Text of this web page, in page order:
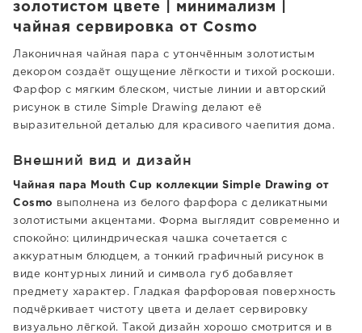
золотистом цвете | минимализм |
чайная сервировка от Cosmo
Лаконичная чайная пара с утончённым золотистым
декором создаёт ощущение лёгкости и тихой роскоши.
Фарфор с мягким блеском, чистые линии и авторский
рисунок в стиле Simple Drawing делают её
выразительной деталью для красивого чаепития дома.
Внешний вид и дизайн
Чайная пара Mouth Cup коллекции Simple Drawing от
Cosmo
выполнена из белого фарфора с деликатными
золотистыми акцентами. Форма выглядит современно и
спокойно: цилиндрическая чашка сочетается с
аккуратным блюдцем, а тонкий графичный рисунок в
виде контурных линий и символа губ добавляет
предмету характер. Гладкая фарфоровая поверхность
подчёркивает чистоту цвета и делает сервировку
визуально лёгкой. Такой дизайн хорошо смотрится и в